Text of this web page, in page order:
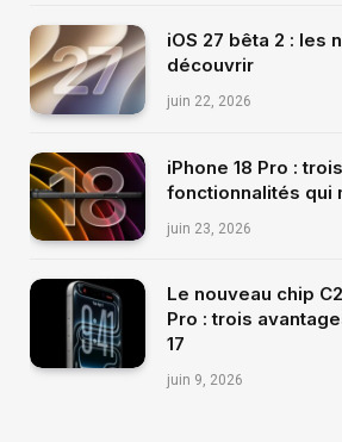
iOS 27 bêta 2 : les
découvrir
juin 22, 2026
iPhone 18 Pro :
fonctionnalités qui
juin 23, 2026
Le nouveau chip
Pro : trois
17
juin 9, 2026